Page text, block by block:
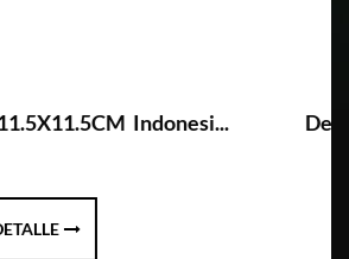
Desagüe de ducha de latón de